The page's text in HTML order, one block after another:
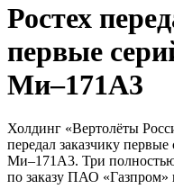
Ростех
первые
Ми–171А3
Холдинг «Вертолёты
передал заказчику
Ми–171А3. Три
по заказу ПАО «Газпром»